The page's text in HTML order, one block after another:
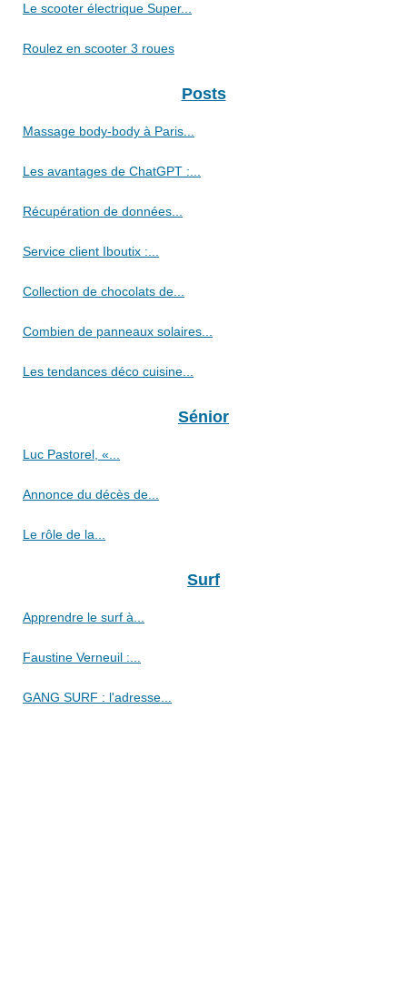
Le scooter électrique Super...
Roulez en scooter 3 roues
Posts
Massage body-body à Paris...
Les avantages de ChatGPT :...
Récupération de données...
Service client Iboutix :...
Collection de chocolats de...
Combien de panneaux solaires...
Les tendances déco cuisine...
Sénior
Luc Pastorel, «...
Annonce du décès de...
Le rôle de la...
Surf
Apprendre le surf à...
Faustine Verneuil :...
GANG SURF : l'adresse...